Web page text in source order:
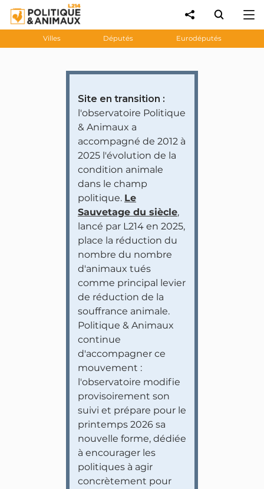
Villes Députés Eurodéputés
Site en transition :
l'observatoire Politique
& Animaux a
accompagné de 2012 à
2025 l'évolution de la
condition animale
dans le champ
politique. Le
Sauvetage du siècle,
lancé par L214 en 2025,
place la réduction du
nombre du nombre
d'animaux tués
comme principal levier
de réduction de la
souffrance animale.
Politique & Animaux
continue
d'accompagner ce
mouvement :
l'observatoire modifie
provisoirement son
suivi et prépare pour le
printemps 2026 sa
nouvelle forme, dédiée
à encourager les
politiques à agir
concrètement pour